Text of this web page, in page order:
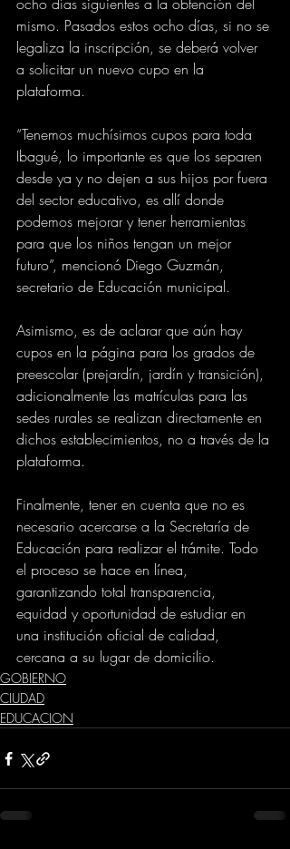
mismo. Pasados estos ocho días, si no se
legaliza la inscripción, se deberá volver
a solicitar un nuevo cupo en la
plataforma.
“Tenemos muchísimos cupos para toda
Ibagué, lo importante es que los separen
desde ya y no dejen a sus hijos por fuera
del sector educativo, es allí donde
podemos mejorar y tener herramientas
para que los niños tengan un mejor
futuro”, mencionó Diego Guzmán,
secretario de Educación municipal.
Asimismo, es de aclarar que aún hay
cupos en la página para los grados de
preescolar (prejardín, jardín y transición),
adicionalmente las matrículas para las
sedes rurales se realizan directamente en
dichos establecimientos, no a través de la
plataforma.
Finalmente, tener en cuenta que no es
necesario acercarse a la Secretaría de
Educación para realizar el trámite. Todo
el proceso se hace en línea,
garantizando total transparencia,
equidad y oportunidad de estudiar en
una institución oficial de calidad,
cercana a su lugar de domicilio.
GOBIERNO
CIUDAD
EDUCACION